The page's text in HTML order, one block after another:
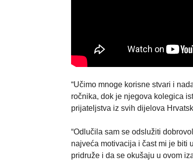
“Učimo mnoge korisne stvari i
ročnika, dok je njegova kolegica
prijateljstva iz svih dijelova
“Odlučila sam se odslužiti
najveća motivacija i čast mi je biti
pridruže i da se okušaju u ovom